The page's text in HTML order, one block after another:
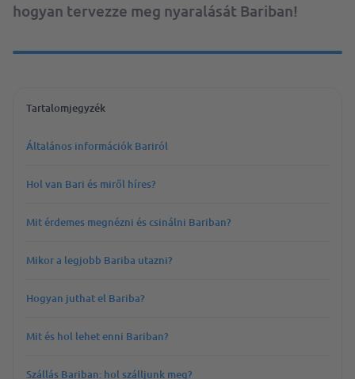
hogyan tervezze meg nyaralását Bariban!
Tartalomjegyzék
Általános információk Bariról
Hol van Bari és miről híres?
Mit érdemes megnézni és csinálni Bariban?
Mikor a legjobb Bariba utazni?
Hogyan juthat el Bariba?
Mit és hol lehet enni Bariban?
Szállás Bariban: hol szálljunk meg?